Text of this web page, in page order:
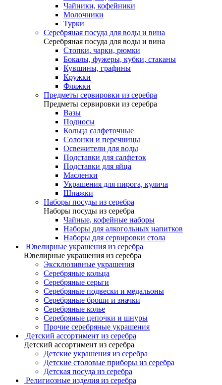
Чайники, кофейники
Молочники
Турки
Серебряная посуда для воды и вина
Серебряная посуда для воды и вина
Стопки, чарки, рюмки
Бокалы, фужеры, кубки, стаканы
Кувшины, графины
Кружки
Фляжки
Предметы сервировки из серебра
Предметы сервировки из серебра
Вазы
Подносы
Кольца салфеточные
Солонки и перечницы
Освежители для воды
Подставки для салфеток
Подставки для яйца
Масленки
Украшения для пирога, кулича
Шпажки
Наборы посуды из серебра
Наборы посуды из серебра
Чайные, кофейные наборы
Наборы для алкогольных напитков
Наборы для сервировки стола
Ювелирные украшения из серебра
Ювелирные украшения из серебра
Эксклюзивные украшения
Серебряные кольца
Серебряные серьги
Серебряные подвески и медальоны
Серебряные броши и значки
Серебряные колье
Серебряные цепочки и шнуры
Прочие серебряные украшения
Детский ассортимент из серебра
Детский ассортимент из серебра
Детские украшения из серебра
Детские столовые приборы из серебра
Детская посуда из серебра
Религиозные изделия из серебра